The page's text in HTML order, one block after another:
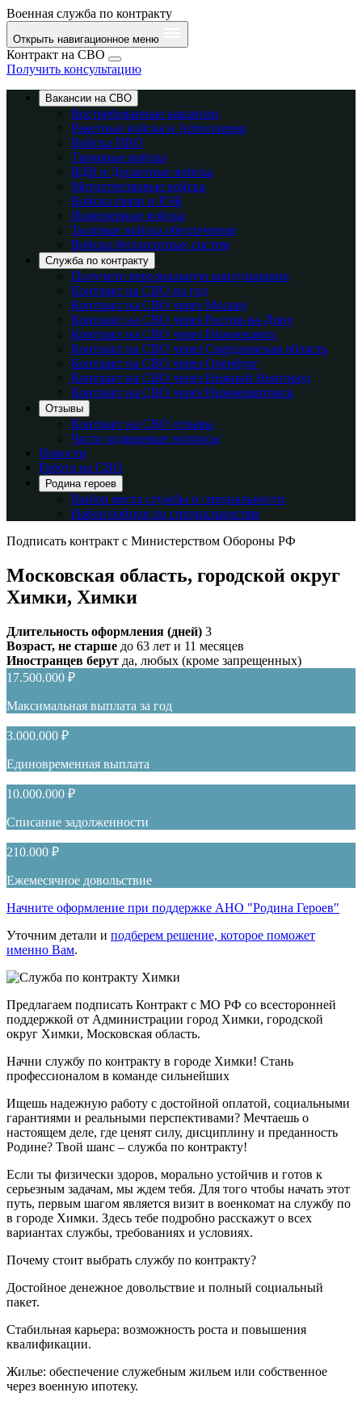
Военная служба по контракту
Открыть навигационное меню
Контракт на СВО
Получить консультацию
Вакансии на СВО
Востребованные вакансии
Ракетные войска и Артиллерия
Войска ПВО
Танковые войска
ВДВ и Десантные войска
Мотострелковые войска
Войска связи и РЭБ
Инженерные войска
Тыловые войска обеспечения
Войска беспилотных систем
Служба по контракту
Получите персональную консультацию
Контракт на СВО на год
Контракт на СВО через Москву
Контракт на СВО через Ростов-на-Дону
Контракт на СВО через Нижнекамск
Контракт на СВО через Свердловская область
Контракт на СВО через Оренбург
Контракт на СВО через Нижний Новгород
Контракт на СВО через Нижневартовск
Отзывы
Контракт на СВО отзывы
Часто задаваемые вопросы
Новости
Работа на СВО
Родина героев
Выбор места службы и специальности
Набор бойцов по специальностям
Подписать контракт с Министерством Обороны РФ
Московская область, городской округ
Химки, Химки
Длительность оформления (дней) 3
Возраст, не старше до 63 лет и 11 месяцев
Иностранцев берут да, любых (кроме запрещенных)
17.500.000 ₽
Максимальная выплата за год
3.000.000 ₽
Единовременная выплата
10.000.000 ₽
Списание задолженности
210.000 ₽
Ежемесячное довольствие
Начните оформление при поддержке АНО "Родина Героев"
Уточним детали и подберем решение, которое поможет
именно Вам.
Предлагаем подписать Контракт с МО РФ со всесторонней
поддержкой от Администрации город Химки, городской
округ Химки, Московская область.
Начни службу по контракту в городе Химки! Стань
профессионалом в команде сильнейших
Ищешь надежную работу с достойной оплатой, социальными
гарантиями и реальными перспективами? Мечтаешь о
настоящем деле, где ценят силу, дисциплину и преданность
Родине? Твой шанс – служба по контракту!
Если ты физически здоров, морально устойчив и готов к
серьезным задачам, мы ждем тебя. Для того чтобы начать этот
путь, первым шагом является визит в военкомат на службу по
в городе Химки. Здесь тебе подробно расскажут о всех
вариантах службы, требованиях и условиях.
Почему стоит выбрать службу по контракту?
Достойное денежное довольствие и полный социальный
пакет.
Стабильная карьера: возможность роста и повышения
квалификации.
Жилье: обеспечение служебным жильем или собственное
через военную ипотеку.